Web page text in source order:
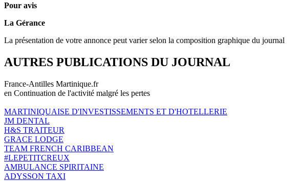
Pour avis
La Gérance
La présentation de votre annonce peut varier selon la composition graphique du journal
AUTRES PUBLICATIONS DU JOURNAL
France-Antilles Martinique.fr
en Continuation de l'activité malgré les pertes
MARTINIQUAISE D'INVESTISSEMENTS ET D'HOTELLERIE
JM DENTAL
H&S TRAITEUR
GRACE LODGE
TEAM FRENCH CARIBBEAN
#LEPETITCREUX
AMBULANCE SPIRITAINE
ADYSSON TAXI